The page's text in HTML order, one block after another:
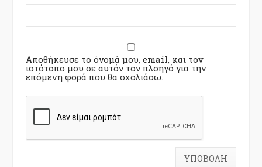
Αποθήκευσε το όνομά μου, email, και τον
ιστότοπο μου σε αυτόν τον πλοηγό για την
επόμενη φορά που θα σχολιάσω.